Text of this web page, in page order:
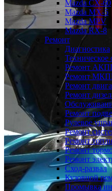
Mazda СХ-60
Mazda MX-5
Mazda MPV
Mazda RX-8
Ремонт
Диагностика
Ремонт
Ремонт
Ремонт
Ремонт
Ремонт
Рулевое
Ремонт
Ремонт
Ремонт
Ремонт
Сход-развал
Кузовной
Промывка